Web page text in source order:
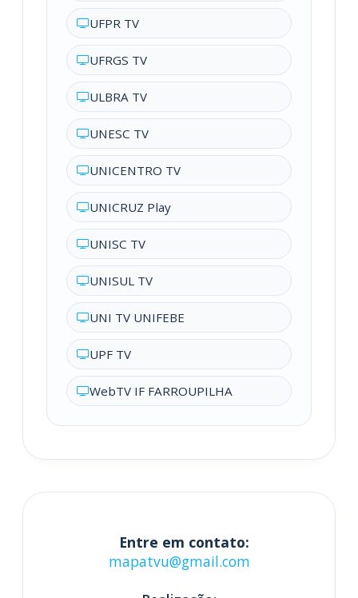
UFPR TV
UFRGS TV
ULBRA TV
UNESC TV
UNICENTRO TV
UNICRUZ Play
UNISC TV
UNISUL TV
UNI TV UNIFEBE
UPF TV
WebTV IF FARROUPILHA
Entre em contato:
mapatvu@gmail.com